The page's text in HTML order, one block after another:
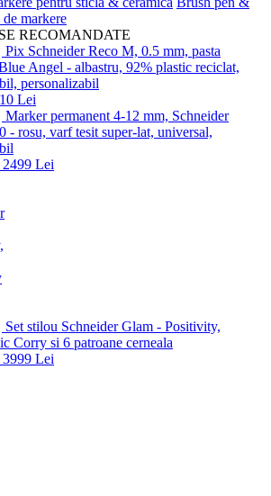
markere
RECOMANDATE
Pix Schneider Reco M, 0.5 mm, pasta
Angel - albastru, 92% plastic reciclat,
personalizabil
Lei
Marker permanent 4-12 mm, Schneider
- rosu, varf tesit super-lat, universal,
2499 Lei
Set stilou Schneider Glam - Positivity,
Corry si 6 patroane cerneala
3999 Lei